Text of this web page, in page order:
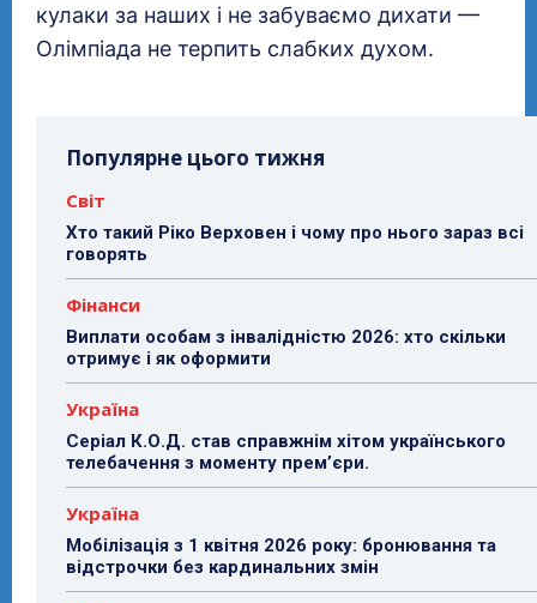
кулаки за наших і не забуваємо дихати —
Олімпіада не терпить слабких духом.
Популярне цього тижня
Світ
Хто такий Ріко Верховен і чому про нього зараз всі
говорять
Фінанси
Виплати особам з інвалідністю 2026: хто скільки
отримує і як оформити
Україна
Серіал К.О.Д. став справжнім хітом українського
телебачення з моменту прем’єри.
Україна
Мобілізація з 1 квітня 2026 року: бронювання та
відстрочки без кардинальних змін